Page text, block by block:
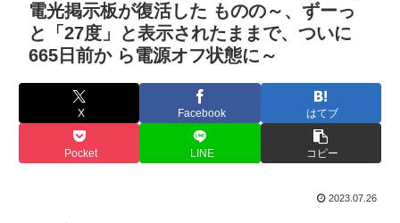
電光掲示板が復活した ものの～、ずーっ
と「27度」と表示されたままで、ついに
665日前か ら電源オフ状態に～
X Facebook はてブ
Pocket LINE コピー
2023.07.26